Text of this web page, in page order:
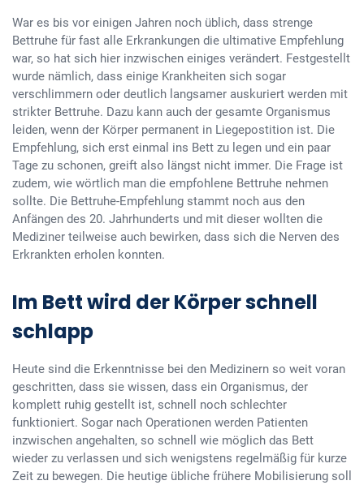
War es bis vor einigen Jahren noch üblich, dass strenge
Bettruhe für fast alle Erkrankungen die ultimative Empfehlung
war, so hat sich hier inzwischen einiges verändert. Festgestellt
wurde nämlich, dass einige Krankheiten sich sogar
verschlimmern oder deutlich langsamer auskuriert werden mit
strikter Bettruhe. Dazu kann auch der gesamte Organismus
leiden, wenn der Körper permanent in Liegepostition ist. Die
Empfehlung, sich erst einmal ins Bett zu legen und ein paar
Tage zu schonen, greift also längst nicht immer. Die Frage ist
zudem, wie wörtlich man die empfohlene Bettruhe nehmen
sollte. Die Bettruhe-Empfehlung stammt noch aus den
Anfängen des 20. Jahrhunderts und mit dieser wollten die
Mediziner teilweise auch bewirken, dass sich die Nerven des
Erkrankten erholen konnten.
Im Bett wird der Körper schnell
schlapp
Heute sind die Erkenntnisse bei den Medizinern so weit voran
geschritten, dass sie wissen, dass ein Organismus, der
komplett ruhig gestellt ist, schnell noch schlechter
funktioniert. Sogar nach Operationen werden Patienten
inzwischen angehalten, so schnell wie möglich das Bett
wieder zu verlassen und sich wenigstens regelmäßig für kurze
Zeit zu bewegen. Die heutige übliche frühere Mobilisierung soll